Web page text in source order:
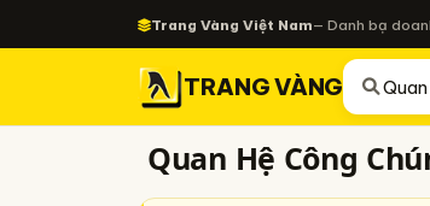
Trang Vàng Việt Nam— Danh bạ
TRANG VÀNG
Quan Hệ Công